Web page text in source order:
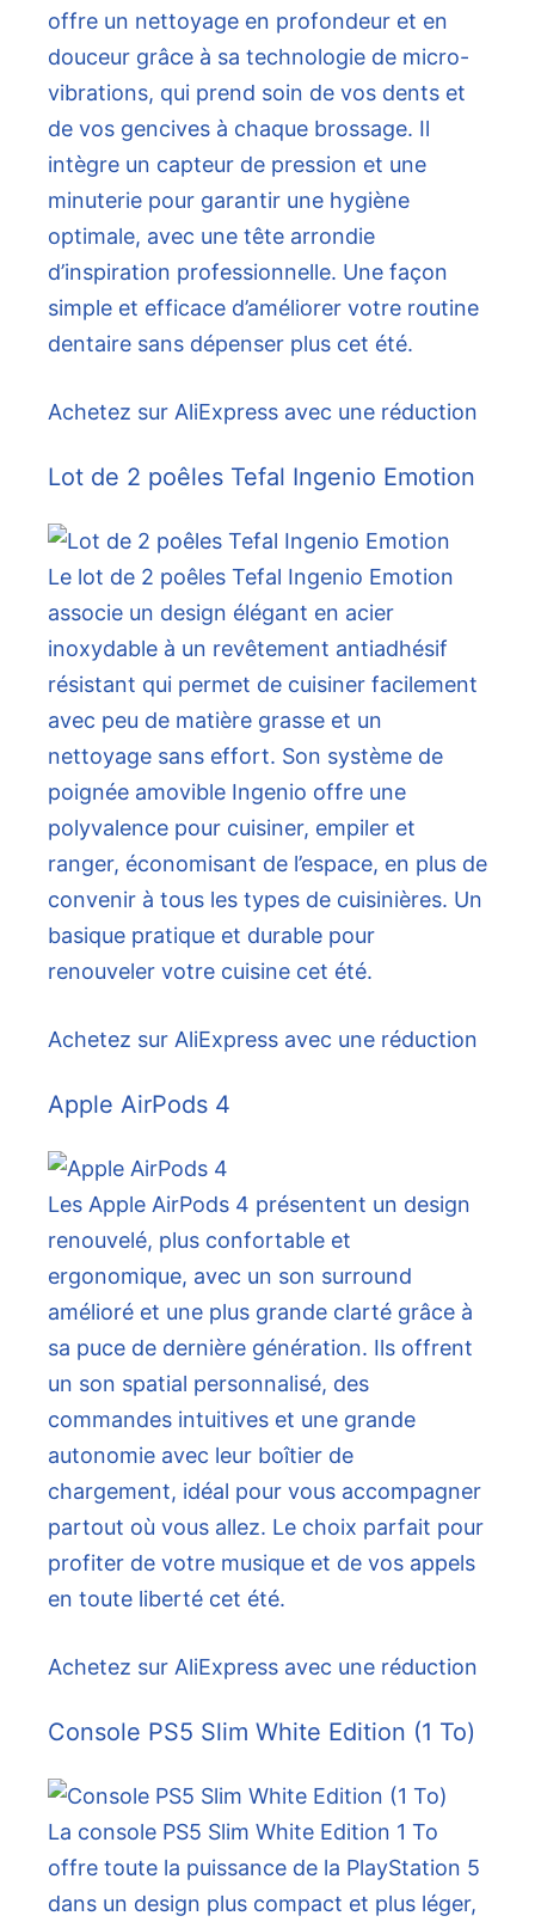
offre un nettoyage en profondeur et en
douceur grâce à sa technologie de micro-
vibrations, qui prend soin de vos dents et
de vos gencives à chaque brossage. Il
intègre un capteur de pression et une
minuterie pour garantir une hygiène
optimale, avec une tête arrondie
d’inspiration professionnelle. Une façon
simple et efficace d’améliorer votre routine
dentaire sans dépenser plus cet été.
Achetez sur AliExpress avec une réduction
Lot de 2 poêles Tefal Ingenio Emotion
Le lot de 2 poêles Tefal Ingenio Emotion
associe un design élégant en acier
inoxydable à un revêtement antiadhésif
résistant qui permet de cuisiner facilement
avec peu de matière grasse et un
nettoyage sans effort. Son système de
poignée amovible Ingenio offre une
polyvalence pour cuisiner, empiler et
ranger, économisant de l’espace, en plus de
convenir à tous les types de cuisinières. Un
basique pratique et durable pour
renouveler votre cuisine cet été.
Achetez sur AliExpress avec une réduction
Apple AirPods 4
Les Apple AirPods 4 présentent un design
renouvelé, plus confortable et
ergonomique, avec un son surround
amélioré et une plus grande clarté grâce à
sa puce de dernière génération. Ils offrent
un son spatial personnalisé, des
commandes intuitives et une grande
autonomie avec leur boîtier de
chargement, idéal pour vous accompagner
partout où vous allez. Le choix parfait pour
profiter de votre musique et de vos appels
en toute liberté cet été.
Achetez sur AliExpress avec une réduction
Console PS5 Slim White Edition (1 To)
La console PS5 Slim White Edition 1 To
offre toute la puissance de la PlayStation 5
dans un design plus compact et plus léger,